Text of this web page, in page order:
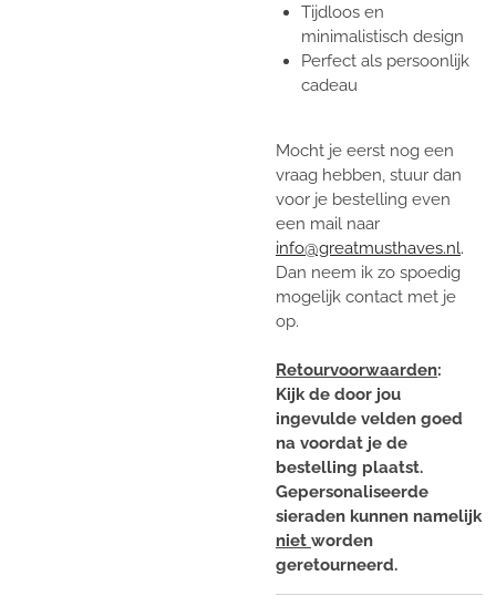
Tijdloos en
minimalistisch design
Perfect als persoonlijk
cadeau
Mocht je eerst nog een
vraag hebben, stuur dan
voor je bestelling even
een mail naar
info@greatmusthaves.nl.
Dan neem ik zo spoedig
mogelijk contact met je
op.
Retourvoorwaarden:
Kijk de door jou
ingevulde velden goed
na voordat je de
bestelling plaatst.
Gepersonaliseerde
sieraden kunnen namelijk
niet worden
geretourneerd.